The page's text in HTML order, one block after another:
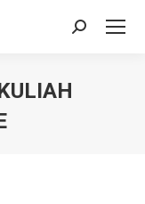
Search: